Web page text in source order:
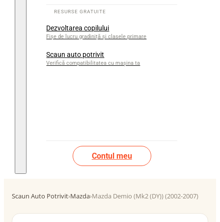
Dezvoltarea copilului
Fișe de lucru gradiniță și clasele primare
Scaun auto potrivit
Verifică compatibilitatea cu mașina ta
Contul meu
Scaun Auto Potrivit›Mazda›Mazda Demio (Mk2 (DY)) (2002-2007)